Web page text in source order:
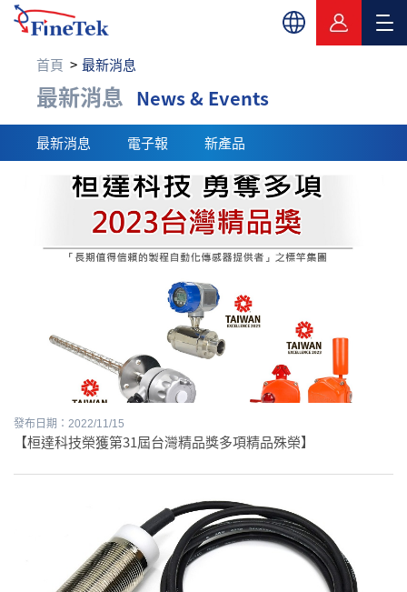
首頁 最新消息
最新消息
最新消息 News & Events
最新消息 電子報 新產品
發布日期：2022/11/15
【桓達科技榮獲第31屆台灣精品獎多項精品殊榮】